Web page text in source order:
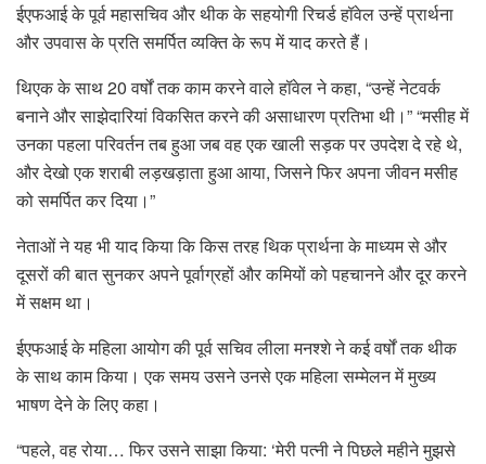
ईएफआई के पूर्व महासचिव और थीक के सहयोगी रिचर्ड हॉवेल उन्हें प्रार्थना
और उपवास के प्रति समर्पित व्यक्ति के रूप में याद करते हैं।
थिएक के साथ 20 वर्षों तक काम करने वाले हॉवेल ने कहा, “उन्हें नेटवर्क
बनाने और साझेदारियां विकसित करने की असाधारण प्रतिभा थी।” “मसीह में
उनका पहला परिवर्तन तब हुआ जब वह एक खाली सड़क पर उपदेश दे रहे थे,
और देखो एक शराबी लड़खड़ाता हुआ आया, जिसने फिर अपना जीवन मसीह
को समर्पित कर दिया।”
नेताओं ने यह भी याद किया कि किस तरह थिक प्रार्थना के माध्यम से और
दूसरों की बात सुनकर अपने पूर्वाग्रहों और कमियों को पहचानने और दूर करने
में सक्षम था।
ईएफआई के महिला आयोग की पूर्व सचिव लीला मनश्शे ने कई वर्षों तक थीक
के साथ काम किया। एक समय उसने उनसे एक महिला सम्मेलन में मुख्य
भाषण देने के लिए कहा।
“पहले, वह रोया… फिर उसने साझा किया: ‘मेरी पत्नी ने पिछले महीने मुझसे